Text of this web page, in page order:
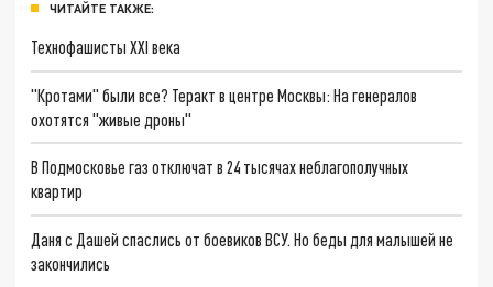
ЧИТАЙТЕ ТАКЖЕ:
Технофашисты XXI века
"Кротами" были все? Теракт в центре Москвы: На генералов
охотятся "живые дроны"
В Подмосковье газ отключат в 24 тысячах неблагополучных
квартир
Даня с Дашей спаслись от боевиков ВСУ. Но беды для малышей не
закончились